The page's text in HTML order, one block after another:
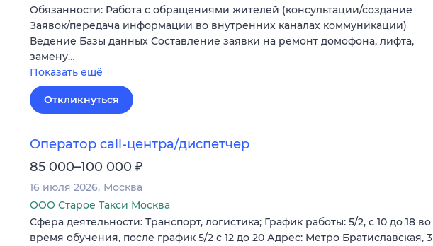
Обязанности: Работа с обращениями жителей (консультации/создание
Заявок/передача информации во внутренних каналах коммуникации)
Ведение Базы данных Составление заявки на ремонт домофона, лифта,
замену…
Показать ещё
Откликнуться
Оператор call-центра/диспетчер
85 000–100 000 ₽
16 июля 2026 Москва
ООО Старое Такси Москва
Сфера деятельности: Транспорт, логистика; График работы: 5/2, с 10 до 18 во
время обучения, после график 5/2 с 12 до 20 Адрес: Метро Братиславская, 3